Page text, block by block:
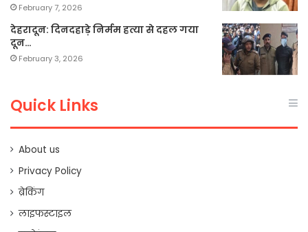
February 7, 2026
देहरादून: दिनदहाड़े निर्मम हत्या से दहल गया
दून…
February 3, 2026
Quick Links
About us
Privacy Policy
ब्रेकिंग
लाइफस्टाइल